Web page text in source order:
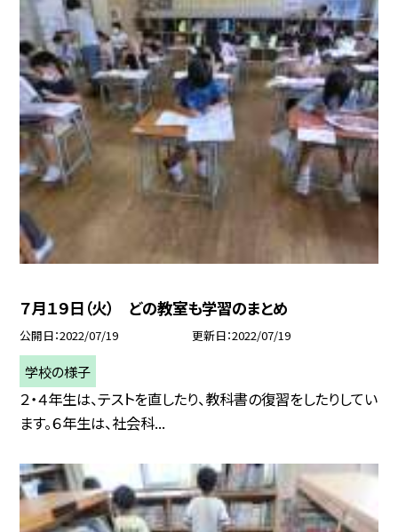
７月１９日（火） どの教室も学習のまとめ
公開日 2022/07/19 更新日 2022/07/19
学校の様子
２・４年生は、テストを直したり、教科書の復習をしたりしてい
ます。６年生は、社会科...